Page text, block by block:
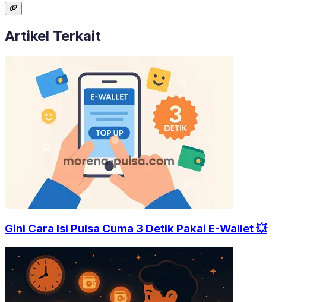
Artikel Terkait
Gini Cara Isi Pulsa Cuma 3 Detik Pakai E-Wallet 💥